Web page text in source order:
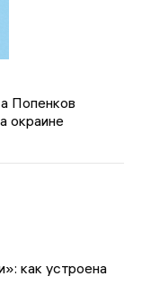
Попенков
окраине
как устроена